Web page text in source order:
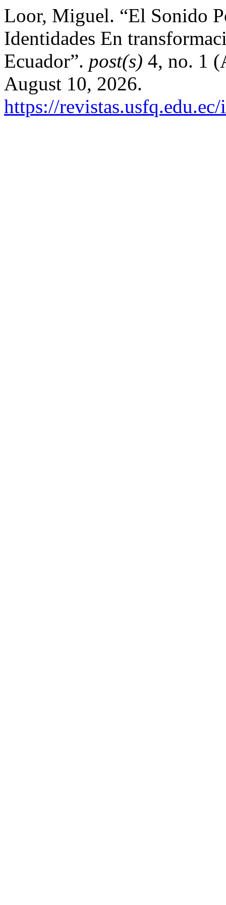
Loor, Miguel. “El Sonido
Identidades En
Ecuador”. post(s) 4, no. 1
August 10, 2026.
https://